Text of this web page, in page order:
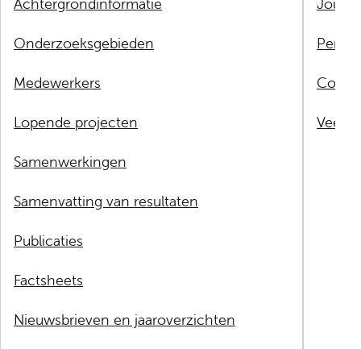
Onderzoeksgebieden
Medewerkers
Lopende projecten
Samenwerkingen
Samenvatting van resultaten
Publicaties
Factsheets
Nieuwsbrieven en jaaroverzichten